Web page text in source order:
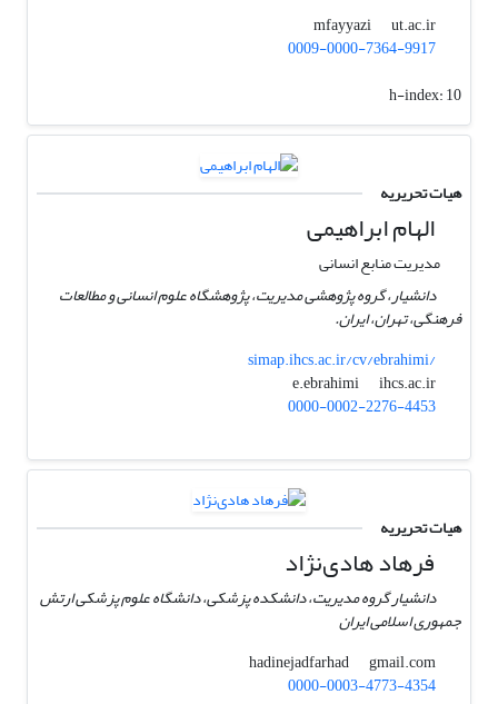
mfayyazi
ut.ac.ir
0009-0000-7364-9917
h-index:10
هیات تحریریه
الهام ابراهیمی
مدیریت منابع انسانی
دانشیار، گروه پژوهشی مدیریت، پژوهشگاه علوم انسانی و مطالعات
فرهنگی، تهران، ایران.
simap.ihcs.ac.ir/cv/ebrahimi/
e.ebrahimi
ihcs.ac.ir
0000-0002-2276-4453
هیات تحریریه
فرهاد هادی‌نژاد
دانشیار گروه مدیریت، دانشکده پزشکی، دانشگاه علوم پزشکی ارتش
جمهوری اسلامی ایران
hadinejadfarhad
gmail.com
0000-0003-4773-4354